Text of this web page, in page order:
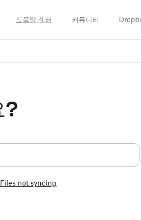
도움말 센터 커뮤니티
?
Files not syncing